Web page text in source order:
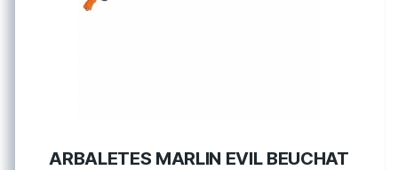
ARBALETES MARLIN EVIL BEUCHAT